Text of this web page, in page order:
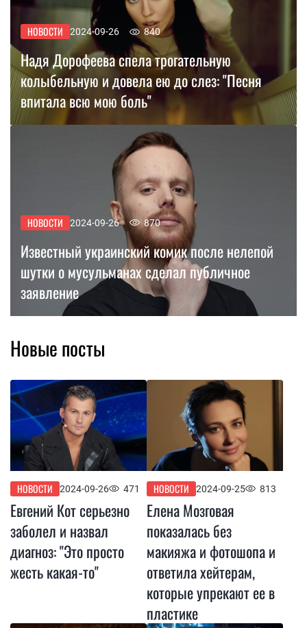
НОВОСТИ 2024-09-26 840
Надя Дорофеева спела трогательную
колыбельную и довела ею до слез: ''Песня
впитала всю мою боль''
НОВОСТИ 2024-09-26 870
Известный украинский комик после нелепой
шутки о мусульманах сделал публичное
заявление
Новые посты
НОВОСТИ 2024-09-26 471
Евгений Кот серьезно
заболел и назвал
диагноз: ''Это просто
жесть какая-то''
НОВОСТИ 2024-09-25 813
Елена Мозговая
показалась без
макияжа и фотошопа и
ответила хейтерам,
которые упрекают ее в
пластике